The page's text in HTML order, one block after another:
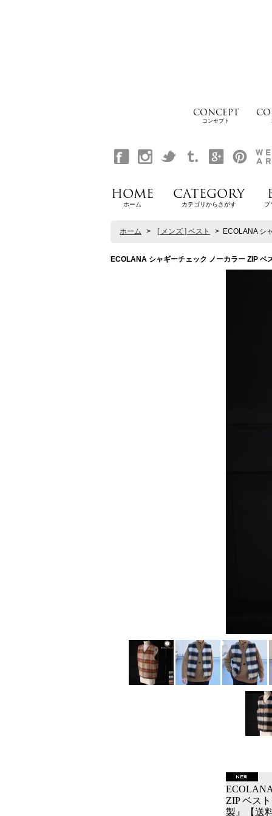
CONCEPT
コンセプト
HOME
ホーム
CATEGORY
カテゴリからさがす ブ
ホーム > [ メンズ ] ベスト > ECOLANA シ
ECOLANA シャギーチェック ノーカラー ZIP
ZIP ベス
製』【送